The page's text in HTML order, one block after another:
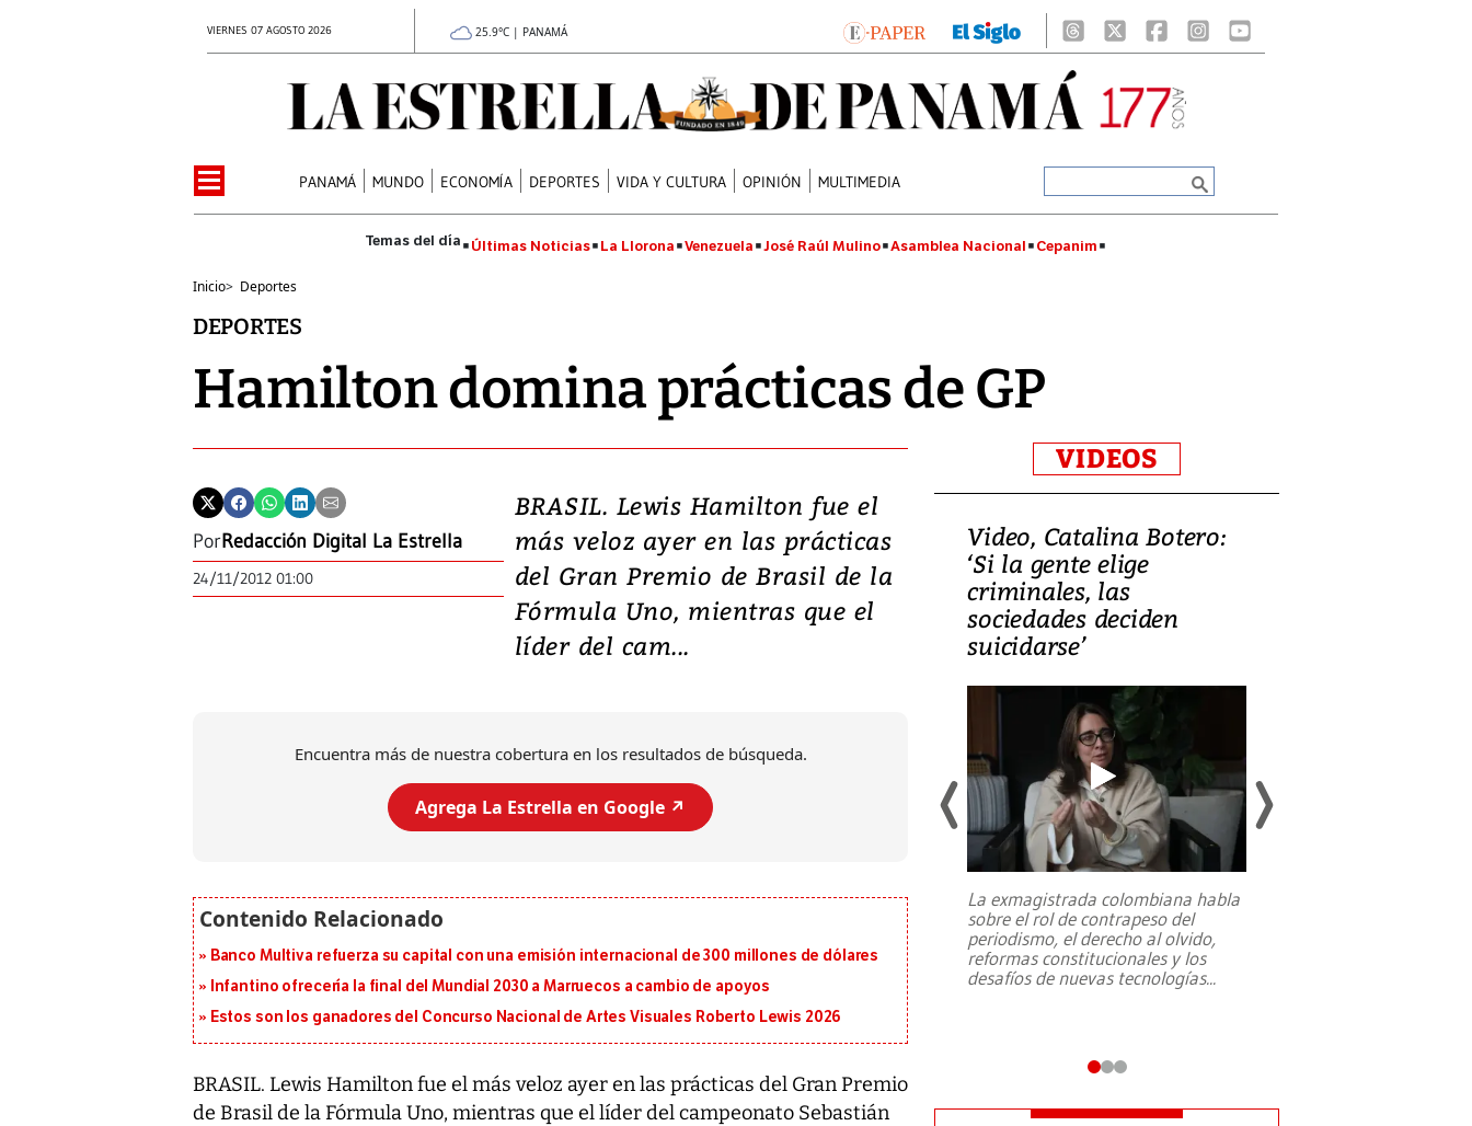
VIERNES 07 AGOSTO 2026 25.9°C | PANAMÁ
PANAMÁ MUNDO ECONOMÍA DEPORTES VIDA Y CULTURA OPINIÓN MULTIMEDIA
Últimas Noticias La Llorona Venezuela José Raúl Mulino Asamblea Nacional Cepanim
Inicio> Deportes
DEPORTES
Hamilton domina prácticas de GP
PorRedacción Digital La Estrella
24/11/2012 01:00
BRASIL. Lewis Hamilton fue el
más veloz ayer en las prácticas
del Gran Premio de Brasil de la
Fórmula Uno, mientras que el
líder del cam...
Encuentra más de nuestra cobertura en los resultados de búsqueda.
Agrega La Estrella en Google ↗️
Banco Multiva refuerza su capital con una emisión internacional de 300 millones de dólares
Infantino ofrecería la final del Mundial 2030 a Marruecos a cambio de apoyos
Estos son los ganadores del Concurso Nacional de Artes Visuales Roberto Lewis 2026
BRASIL. Lewis Hamilton fue el más veloz ayer en las prácticas del Gran Premio
de Brasil de la Fórmula Uno, mientras que el líder del campeonato Sebastián
VIDEOS
Video, Japón: Terremoto
deja heridos y graves
daños en Kumamoto
al sur de Japón, provocando una
Video, Catalina Botero:
‘Si la gente elige
criminales, las
sociedades deciden
suicidarse’
La exmagistrada colombiana habla
sobre el rol de contrapeso del
periodismo, el derecho al olvido,
reformas constitucionales y los
desafíos de nuevas tecnologías...